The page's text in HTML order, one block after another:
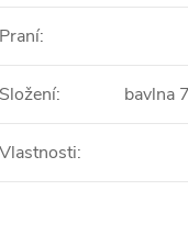
Praní:
Složení: bavlna
Vlastnosti: